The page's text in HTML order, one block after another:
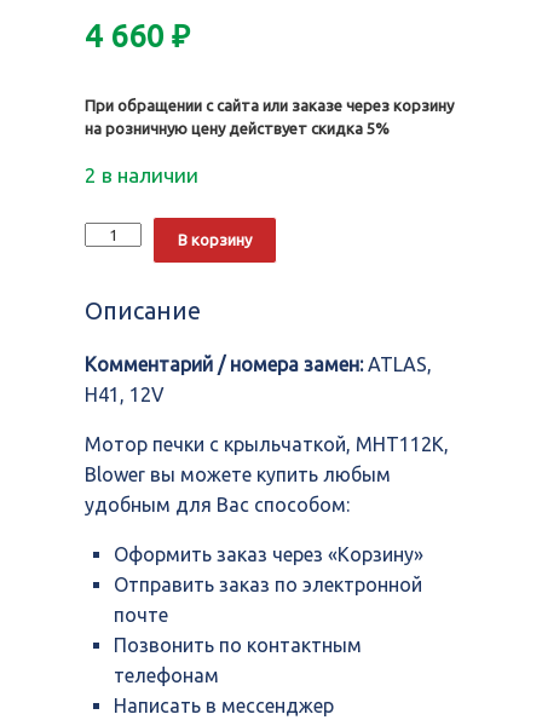
4 660 ₽
При обращении с сайта или заказе через корзину
на розничную цену действует скидка 5%
2 в наличии
Количество
Мотор
крыльчаткой,
Blower
В корзину
Описание
Комментарий / номера замен:ATLAS,
H41, 12V
Мотор печки с крыльчаткой, MHT112K,
Blower вы можете купить любым
удобным для Вас способом:
Оформить заказ через «Корзину»
Отправить заказ по электронной
почте
Позвонить по контактным
телефонам
Написать в мессенджер